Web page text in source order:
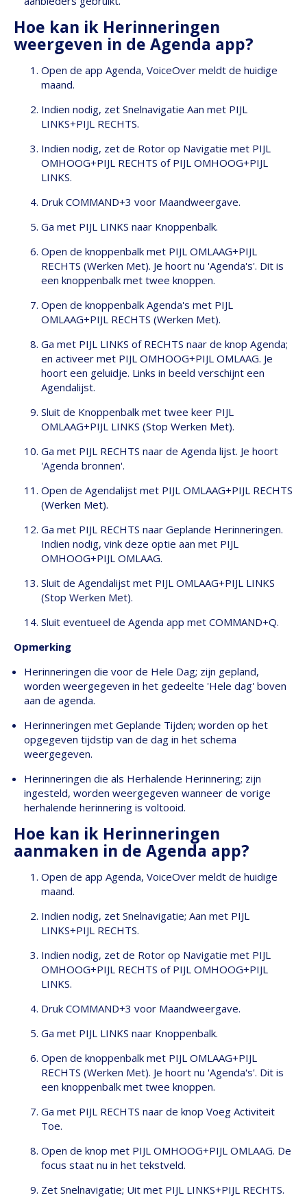
Hoe kan ik Herinneringen
weergeven in de Agenda app?
Open de app Agenda, VoiceOver meldt de huidige
maand.
Indien nodig, zet Snelnavigatie Aan met PIJL
LINKS+PIJL RECHTS.
Indien nodig, zet de Rotor op Navigatie met PIJL
OMHOOG+PIJL RECHTS of PIJL OMHOOG+PIJL
LINKS.
Druk COMMAND+3 voor Maandweergave.
Ga met PIJL LINKS naar Knoppenbalk.
Open de knoppenbalk met PIJL OMLAAG+PIJL
RECHTS (Werken Met). Je hoort nu 'Agenda's'. Dit is
een knoppenbalk met twee knoppen.
Open de knoppenbalk Agenda's met PIJL
OMLAAG+PIJL RECHTS (Werken Met).
Ga met PIJL LINKS of RECHTS naar de knop Agenda;
en activeer met PIJL OMHOOG+PIJL OMLAAG. Je
hoort een geluidje. Links in beeld verschijnt een
Agendalijst.
Sluit de Knoppenbalk met twee keer PIJL
OMLAAG+PIJL LINKS (Stop Werken Met).
Ga met PIJL RECHTS naar de Agenda lijst. Je hoort
'Agenda bronnen'.
Open de Agendalijst met PIJL OMLAAG+PIJL RECHTS
(Werken Met).
Ga met PIJL RECHTS naar Geplande Herinneringen.
Indien nodig, vink deze optie aan met PIJL
OMHOOG+PIJL OMLAAG.
Sluit de Agendalijst met PIJL OMLAAG+PIJL LINKS
(Stop Werken Met).
Sluit eventueel de Agenda app met COMMAND+Q.
Opmerking
Herinneringen die voor de Hele Dag; zijn gepland,
worden weergegeven in het gedeelte 'Hele dag' boven
aan de agenda.
Herinneringen met Geplande Tijden; worden op het
opgegeven tijdstip van de dag in het schema
weergegeven.
Herinneringen die als Herhalende Herinnering; zijn
ingesteld, worden weergegeven wanneer de vorige
herhalende herinnering is voltooid.
Hoe kan ik Herinneringen
aanmaken in de Agenda app?
Open de app Agenda, VoiceOver meldt de huidige
maand.
Indien nodig, zet Snelnavigatie; Aan met PIJL
LINKS+PIJL RECHTS.
Indien nodig, zet de Rotor op Navigatie met PIJL
OMHOOG+PIJL RECHTS of PIJL OMHOOG+PIJL
LINKS.
Druk COMMAND+3 voor Maandweergave.
Ga met PIJL LINKS naar Knoppenbalk.
Open de knoppenbalk met PIJL OMLAAG+PIJL
RECHTS (Werken Met). Je hoort nu 'Agenda's'. Dit is
een knoppenbalk met twee knoppen.
Ga met PIJL RECHTS naar de knop Voeg Activiteit
Toe.
Open de knop met PIJL OMHOOG+PIJL OMLAAG. De
focus staat nu in het tekstveld.
Zet Snelnavigatie; Uit met PIJL LINKS+PIJL RECHTS.